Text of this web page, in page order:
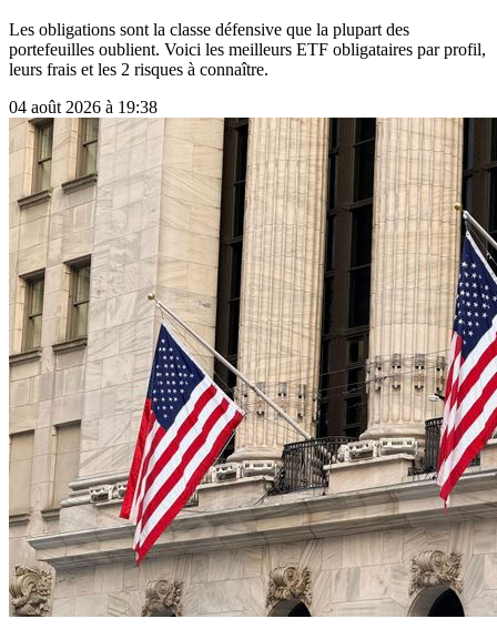
Les obligations sont la classe défensive que la plupart des
portefeuilles oublient. Voici les meilleurs ETF obligataires par profil,
leurs frais et les 2 risques à connaître.
04 août 2026 à 19:38